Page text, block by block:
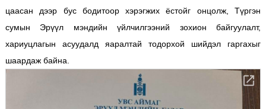
цаасан дээр бус бодитоор хэрэгжих ёстойг онцолж, Түргэн
сумын Эрүүл мэндийн үйлчилгээний зохион байгуулалт,
хариуцлагын асуудалд яаралтай тодорхой шийдэл гаргахыг
шаардаж байна.